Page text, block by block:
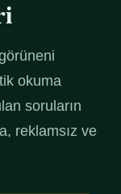
okuma
soruların
reklamsız ve